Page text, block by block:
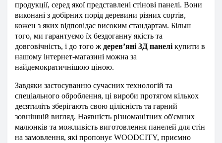
продукції, серед якої представлені стінові панелі. Вони
виконані з добірних порід деревини різних сортів,
кожен з яких відповідає високим стандартам. Більш
того, ми гарантуємо їх бездоганну якість та
довговічність, і до того ж дерев’яні 3Д панелікупити в
нашому інтернет-магазині можна за
найдемократичнішою ціною.
Завдяки застосуванню сучасних технологій та
спеціального оброблення, ці вироби протягом кількох
десятиліть зберігають свою цілісність та гарний
зовнішній вигляд. Наявність різноманітних об'ємних
малюнків та можливість виготовлення панелей для стін
на замовлення, які пропонує WOODCITY, приємно